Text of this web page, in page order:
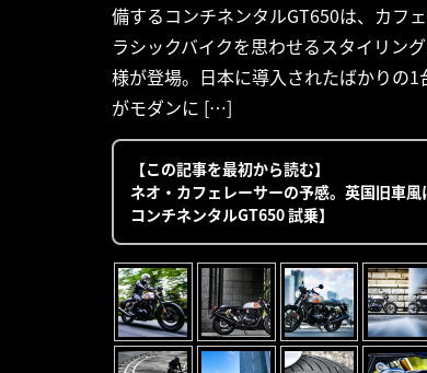
備するコンチネンタルGT650は、カフ
ラシックバイクを思わせるスタイリン
様が登場。日本に導入されたばかりの
がモダンに […]
【この記事を最初から読む】
ネオ・カフェレーサーの予感。英国旧車
コンチネンタルGT650 試乗】